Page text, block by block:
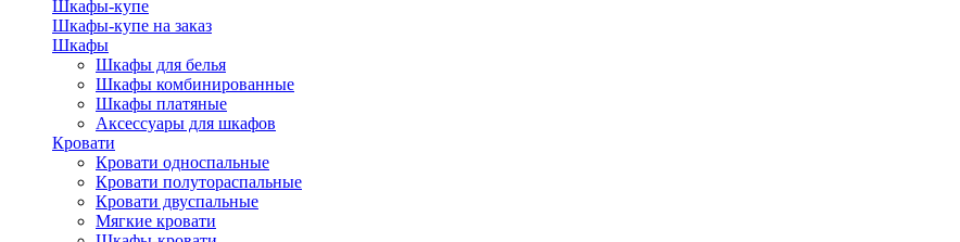
Шкафы-купе
Шкафы-купе на заказ
Шкафы
Шкафы для белья
Шкафы комбинированные
Шкафы платяные
Аксессуары для шкафов
Кровати
Кровати односпальные
Кровати полутораспальные
Кровати двуспальные
Мягкие кровати